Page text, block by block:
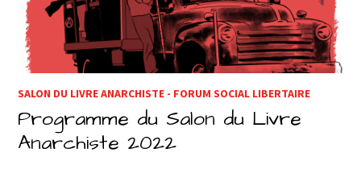
SALON DU LIVRE ANARCHISTE - FORUM SOCIAL LIBERTAIRE
Programme du Salon du Livre
Anarchiste 2022